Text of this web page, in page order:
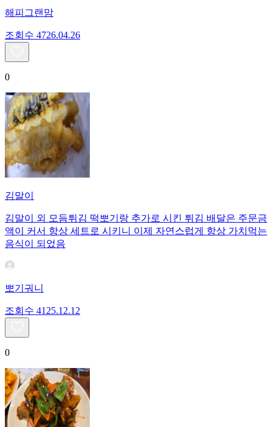
해피그랜맘
조회수 4726.04.26
0
김말이
김말이 외 모듬튀김 떡뽀기랑 추가로 시킨 튀김 배달은 주문금
액이 커서 항상 세트로 시키니 이제 자연스럽게 항상 가치먹는
음식이 되었음
뽀기궈니
조회수 41 25.12.12
0